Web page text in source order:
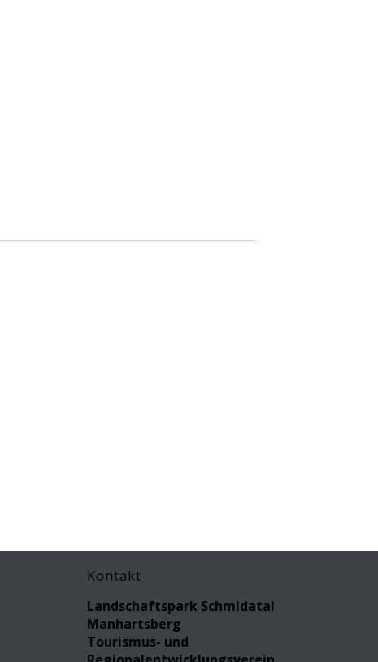
Kontakt
Landschaftspark Schmidatal
Manhartsberg
Tourismus- und